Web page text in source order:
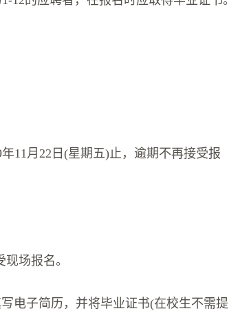
11月22日(星期五)止，逾期不再接受报
场报名。
电子简历，并将毕业证书(在校生不需提